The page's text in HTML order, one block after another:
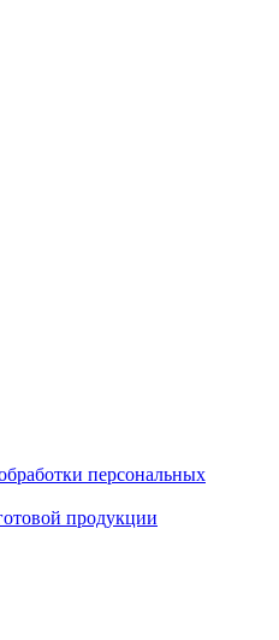
персональных
продукции